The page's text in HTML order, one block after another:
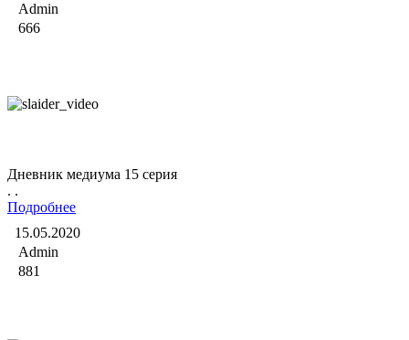
Admin
666
Дневник медиума 15 серия
. .
Подробнее
15.05.2020
Admin
881